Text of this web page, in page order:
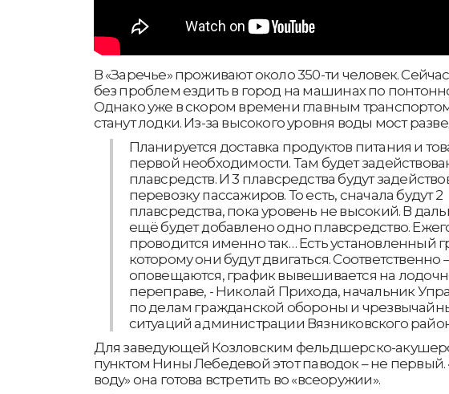
В «Заречье» проживают около 350-ти человек.
без проблем ездить в город на машинах по
Однако уже в скором времени главным
станут лодки. Из-за высокого уровня воды мост
Планируется доставка продуктов питания и
первой необходимости. Там будет
плавсредств. И 3 плавсредства будут
перевозку пассажиров. То есть, сначала будут 2
плавсредства, пока уровень не высокий. В
ещё будет добавлено одно плавсредство.
проводится именно так… Есть установленный
которому они будут двигаться. Соответственно
оповещаются, график вывешивается на
переправе, - Николай Прихода, начальник
по делам гражданской обороны и
ситуаций администрации Вязниковского
Для заведующей Козловским фельдшерско-
пунктом Нины Лебедевой этот паводок – не
воду» она готова встретить во «всеоружии».